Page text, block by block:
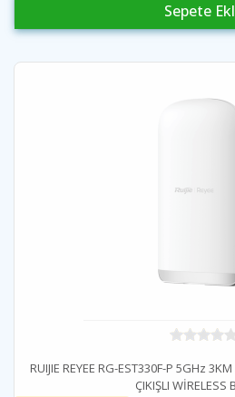
Sepete
RUIJIE REYEE RG-EST330F-P 5GHz
ÇIKIŞLI WİRELESS